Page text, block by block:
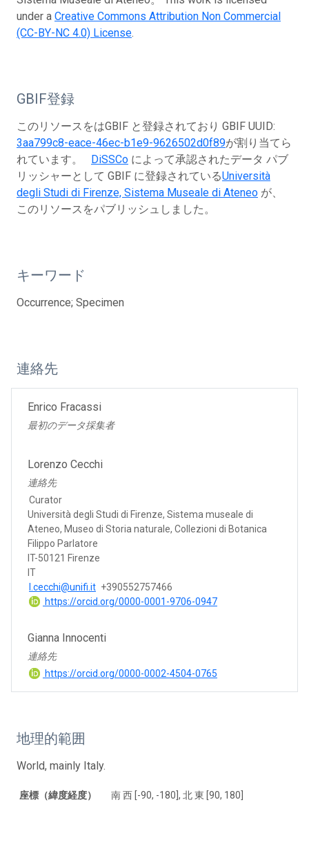
under a Creative Commons Attribution Non Commercial
(CC-BY-NC 4.0) License.
GBIF登録
このリソースをはGBIF と登録されており GBIF UUID:
3aa799c8-eace-46ec-b1e9-9626502d0f89が割り当てら
れています。 DiSSCo によって承認されたデータ パブ
リッシャーとして GBIF に登録されているUniversità
degli Studi di Firenze, Sistema Museale di Ateneo が、
このリソースをパブリッシュしました。
キーワード
Occurrence; Specimen
連絡先
Enrico Fracassi
最初のデータ採集者
Lorenzo Cecchi
連絡先
Curator
Università degli Studi di Firenze, Sistema museale di
Ateneo, Museo di Storia naturale, Collezioni di Botanica
Filippo Parlatore
IT-50121 Firenze
IT
l.cecchi@unifi.it +390552757466
https://orcid.org/0000-0001-9706-0947
Gianna Innocenti
連絡先
https://orcid.org/0000-0002-4504-0765
地理的範囲
World, mainly Italy.
座標（緯度経度） 南 西 [-90, -180], 北 東 [90, 180]